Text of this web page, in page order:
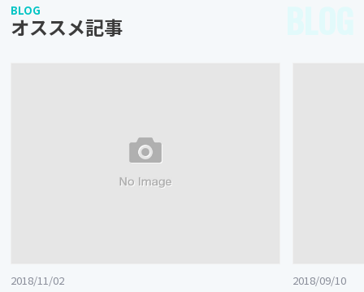
BLOG
オススメ記事
2018/11/02 2018/09/10